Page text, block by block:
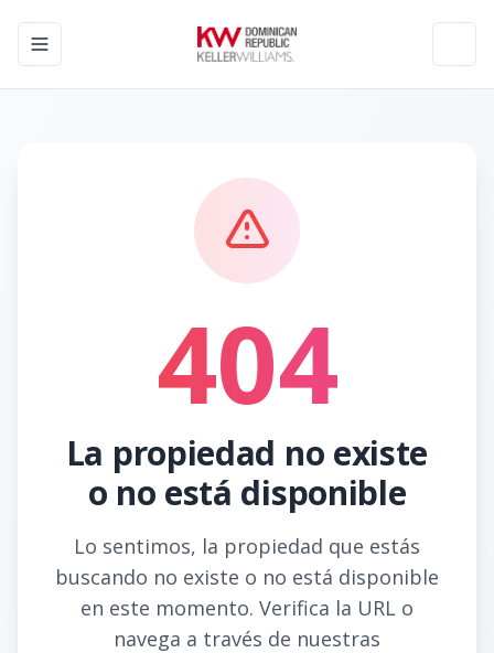
Toggle navigation menu
404
La propiedad no existe
o no está disponible
Lo sentimos, la propiedad que estás
buscando no existe o no está disponible
en este momento. Verifica la URL o
navega a través de nuestras